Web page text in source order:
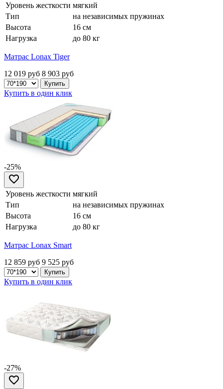
Уровень жесткости мягкий
Тип
на независимых пружинах
Высота
16 см
Нагрузка
до 80 кг
Матрас Lonax Tiger
12 019 руб 8 903 руб
Купить в один клик
-25%
Уровень жесткости мягкий
Тип
на независимых пружинах
Высота
16 см
Нагрузка
до 80 кг
Матрас Lonax Smart
12 859 руб 9 525 руб
Купить в один клик
-27%